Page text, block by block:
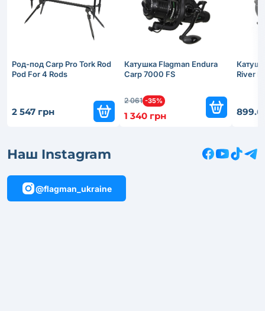
Род-под Carp Pro Tork Rod
Pod For 4 Rods
2 547 грн
Катушка Flagman Endura
Carp 7000 FS
2 061 -35%
1 340 грн
River
899.6
Наш Instagram
@flagman_ukraine